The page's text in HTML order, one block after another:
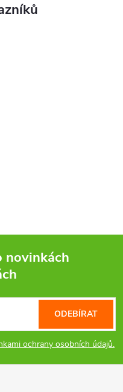
novinkách
ochrany osobních údajů.
ODEBÍRAT